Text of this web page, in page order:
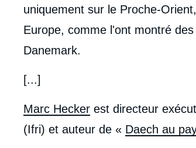
uniquement sur le Proche-
Europe, comme l'ont montré
Danemark.
[...]
Marc Hecker est directeur
(Ifri) et auteur de « Daech au